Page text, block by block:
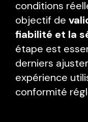
conditions
objectif de
fiabilité et la
étape est
derniers
expérience
conformité